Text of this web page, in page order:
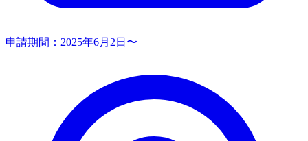
申請期間： 2025年6月2日〜